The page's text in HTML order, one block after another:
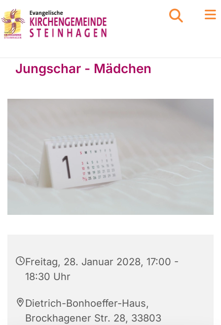
Jungschar - Mädchen
Freitag, 28. Januar 2028, 17:00 -
18:30 Uhr
Dietrich-Bonhoeffer-Haus,
Brockhagener Str. 28, 33803